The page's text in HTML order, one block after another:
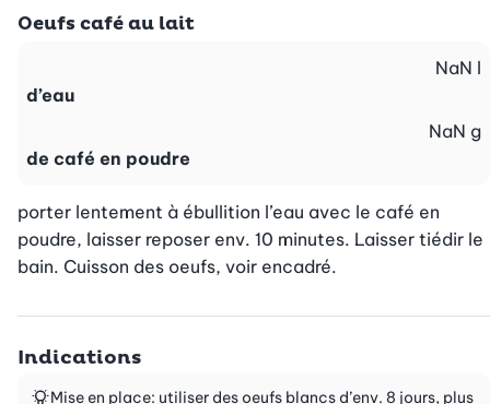
Oeufs café au lait
d’eau
NaN l
de café en poudre
NaN g
porter lentement à ébullition l’eau avec le café en
poudre, laisser reposer env. 10 minutes. Laisser tiédir le
bain. Cuisson des oeufs, voir encadré.
Indications
Mise en place: utiliser des oeufs blancs d’env. 8 jours, plus